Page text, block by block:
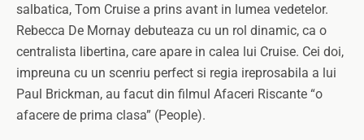
salbatica, Tom Cruise a prins avant in lumea vedetelor.
Rebecca De Mornay debuteaza cu un rol dinamic, ca o
centralista libertina, care apare in calea lui Cruise. Cei doi,
impreuna cu un scenriu perfect si regia ireprosabila a lui
Paul Brickman, au facut din filmul Afaceri Riscante “o
afacere de prima clasa” (People).